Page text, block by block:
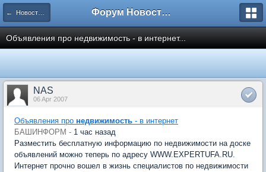
← Новости рынка недвижимости Форум Новостройки
Объявления про недвижимость - в интернет...
NAS
06 Apr 2007
Объявления про недвижимость - в интернет
БАШИНФОРМ - 1 час назад
Разместить бесплатную информацию по недвижимости на доске
объявлений можно теперь по адресу WWW.EXPERTUFA.RU.
Интернет прочно вошел в жизнь специалистов по недвижимости